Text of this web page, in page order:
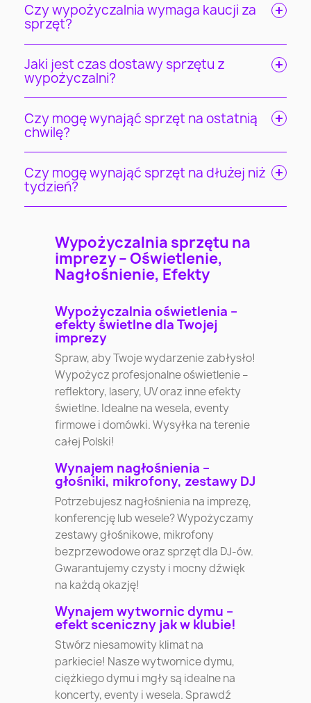
Czy wypożyczalnia wymaga kaucji za
sprzęt?
Jaki jest czas dostawy sprzętu z
wypożyczalni?
Czy mogę wynająć sprzęt na ostatnią
chwilę?
Czy mogę wynająć sprzęt na dłużej niż
tydzień?
Wypożyczalnia sprzętu na
imprezy – Oświetlenie,
Nagłośnienie, Efekty
Wypożyczalnia oświetlenia –
efekty świetlne dla Twojej
imprezy
Spraw, aby Twoje wydarzenie zabłysło!
Wypożycz profesjonalne oświetlenie –
reflektory, lasery, UV oraz inne efekty
świetlne. Idealne na wesela, eventy
firmowe i domówki. Wysyłka na terenie
całej Polski!
Wynajem nagłośnienia –
głośniki, mikrofony, zestawy DJ
Potrzebujesz nagłośnienia na imprezę,
konferencję lub wesele? Wypożyczamy
zestawy głośnikowe, mikrofony
bezprzewodowe oraz sprzęt dla DJ-ów.
Gwarantujemy czysty i mocny dźwięk
na każdą okazję!
Wynajem wytwornic dymu –
efekt sceniczny jak w klubie!
Stwórz niesamowity klimat na
parkiecie! Nasze wytwornice dymu,
ciężkiego dymu i mgły są idealne na
koncerty, eventy i wesela. Sprawdź